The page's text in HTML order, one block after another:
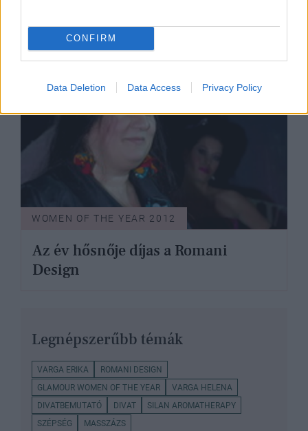
CONFIRM
Data Deletion Data Access Privacy Policy
A divat közelebb hoz! - a Romani
Design új kollekciója
WOMEN OF THE YEAR 2012
Az év hősnője díjas a Romani
Design
Legnépszerűbb témák
VARGA ERIKA
ROMANI DESIGN
GLAMOUR WOMEN OF THE YEAR
VARGA HELENA
DIVATBEMUTATÓ
DIVAT
SILAN AROMATHERAPY
SZÉPSÉG
MASSZÁZS